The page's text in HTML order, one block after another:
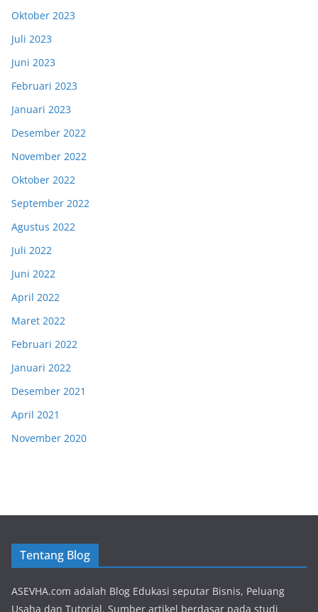
Oktober 2023
Juli 2023
Juni 2023
Februari 2023
Januari 2023
Desember 2022
November 2022
Oktober 2022
September 2022
Agustus 2022
Juli 2022
Juni 2022
April 2022
Maret 2022
Februari 2022
Januari 2022
Desember 2021
April 2021
November 2020
Tentang Blog
ASEVHA.com adalah Blog Edukasi seputar Bisnis, Peluang
Usaha dan Tutorial. Sumber artikel berdasar pada studi